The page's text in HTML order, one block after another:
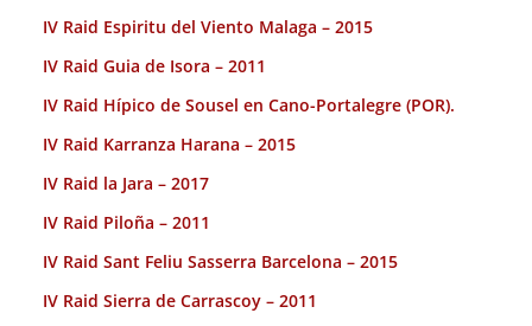
IV Raid Espiritu del Viento Malaga – 2015
IV Raid Guia de Isora – 2011
IV Raid Hípico de Sousel en Cano-Portalegre (POR).
IV Raid Karranza Harana – 2015
IV Raid la Jara – 2017
IV Raid Piloña – 2011
IV Raid Sant Feliu Sasserra Barcelona – 2015
IV Raid Sierra de Carrascoy – 2011